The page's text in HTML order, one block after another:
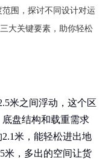
围，探讨不同设计对运
大关键要素，助你轻松
米之间浮动，这个区
盘结构和载重需求
米，能轻松进出地
米，多出的空间让货